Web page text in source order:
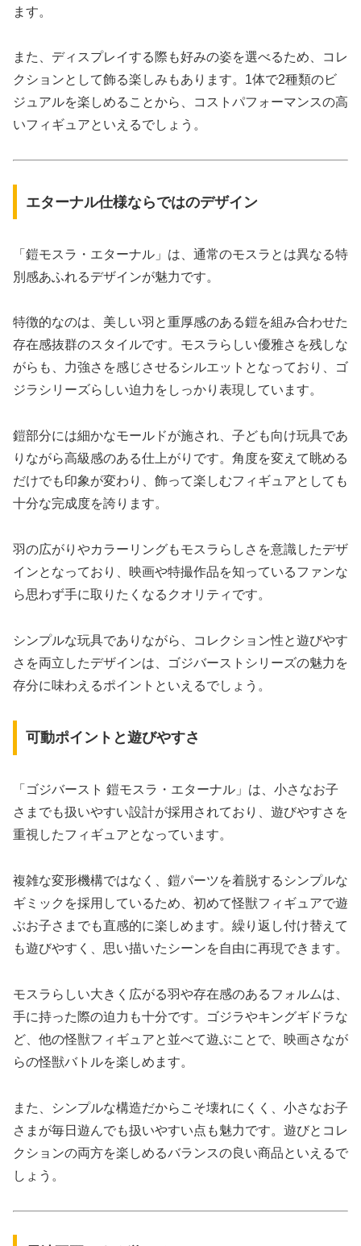
ます。
また、ディスプレイする際も好みの姿を選べるため、コレ
クションとして飾る楽しみもあります。1体で2種類のビ
ジュアルを楽しめることから、コストパフォーマンスの高
いフィギュアといえるでしょう。
エターナル仕様ならではのデザイン
「鎧モスラ・エターナル」は、通常のモスラとは異なる特
別感あふれるデザインが魅力です。
特徴的なのは、美しい羽と重厚感のある鎧を組み合わせた
存在感抜群のスタイルです。モスラらしい優雅さを残しな
がらも、力強さを感じさせるシルエットとなっており、ゴ
ジラシリーズらしい迫力をしっかり表現しています。
鎧部分には細かなモールドが施され、子ども向け玩具であ
りながら高級感のある仕上がりです。角度を変えて眺める
だけでも印象が変わり、飾って楽しむフィギュアとしても
十分な完成度を誇ります。
羽の広がりやカラーリングもモスラらしさを意識したデザ
インとなっており、映画や特撮作品を知っているファンな
ら思わず手に取りたくなるクオリティです。
シンプルな玩具でありながら、コレクション性と遊びやす
さを両立したデザインは、ゴジバーストシリーズの魅力を
存分に味わえるポイントといえるでしょう。
可動ポイントと遊びやすさ
「ゴジバースト 鎧モスラ・エターナル」は、小さなお子
さまでも扱いやすい設計が採用されており、遊びやすさを
重視したフィギュアとなっています。
複雑な変形機構ではなく、鎧パーツを着脱するシンプルな
ギミックを採用しているため、初めて怪獣フィギュアで遊
ぶお子さまでも直感的に楽しめます。繰り返し付け替えて
も遊びやすく、思い描いたシーンを自由に再現できます。
モスラらしい大きく広がる羽や存在感のあるフォルムは、
手に持った際の迫力も十分です。ゴジラやキングギドラな
ど、他の怪獣フィギュアと並べて遊ぶことで、映画さなが
らの怪獣バトルを楽しめます。
また、シンプルな構造だからこそ壊れにくく、小さなお子
さまが毎日遊んでも扱いやすい点も魅力です。遊びとコレ
クションの両方を楽しめるバランスの良い商品といえるで
しょう。